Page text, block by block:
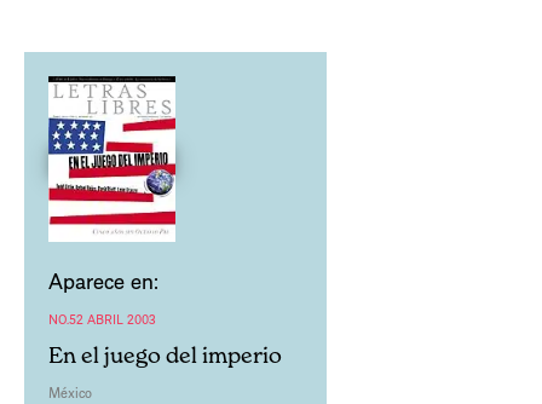
Aparece en:
NO.52 ABRIL 2003
En el juego del imperio
México